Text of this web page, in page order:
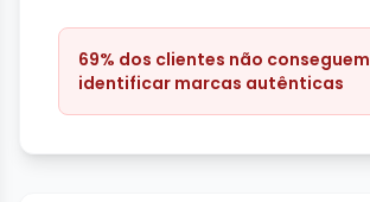
69% dos clientes não conseguem
identificar marcas autênticas